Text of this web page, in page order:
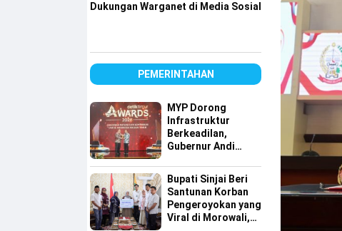
Dukungan Warganet di Media Sosial
PEMERINTAHAN
MYP Dorong
Infrastruktur
Berkeadilan,
Gubernur Andi
Bupati Sinjai Beri
Santunan Korban
Pengeroyokan yang
Viral di Morowali,